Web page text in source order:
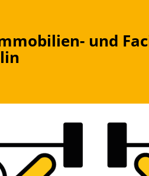
und